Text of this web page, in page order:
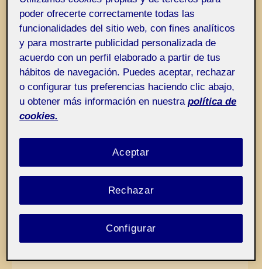
Definiciones e indefiniciones
poder ofrecerte correctamente todas las
funcionalidades del sitio web, con fines analíticos
y para mostrarte publicidad personalizada de
acuerdo con un perfil elaborado a partir de tus
hábitos de navegación. Puedes aceptar, rechazar
o configurar tus preferencias haciendo clic abajo,
u obtener más información en nuestra política de
cookies.
Rechazar
Aceptar
Configurar